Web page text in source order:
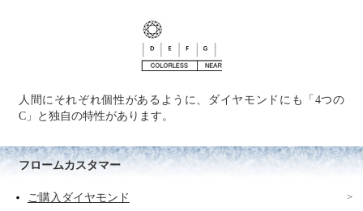
人間にそれぞれ個性があるように、ダイヤモンドにも「4つの
C」と独自の特性があります。
フロームカスタマー
ご購入ダイヤモンド